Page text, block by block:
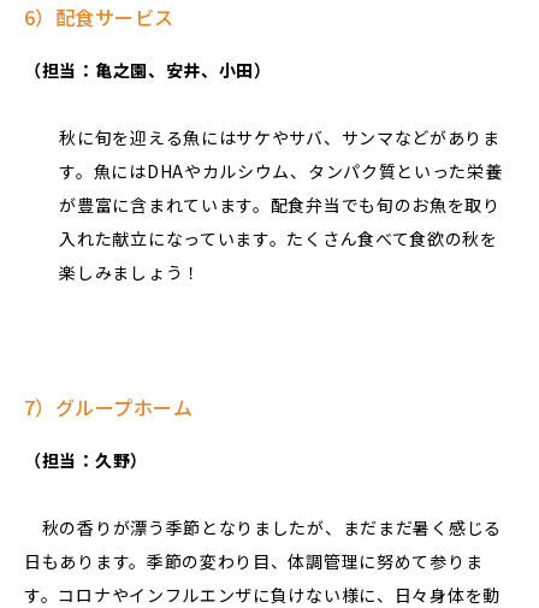
6）配食サービス
（担当：亀之園、安井、小田）
秋に旬を迎える魚にはサケやサバ、サンマなどがありま
す。魚にはDHAやカルシウム、タンパク質といった栄養
が豊富に含まれています。配食弁当でも旬のお魚を取り
入れた献立になっています。たくさん食べて食欲の秋を
楽しみましょう！
7）グループホーム
（担当：久野）
秋の香りが漂う季節となりましたが、まだまだ暑く感じる
日もあります。季節の変わり目、体調管理に努めて参りま
す。コロナやインフルエンザに負けない様に、日々身体を動